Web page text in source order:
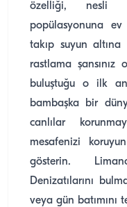
özelliği, nesli
popülasyonuna ev
takıp suyun altına
rastlama şansınız
buluştuğu o ilk
bambaşka bir
canlılar
mesafenizi
gösterin.
Denizatılarını
veya gün batımını